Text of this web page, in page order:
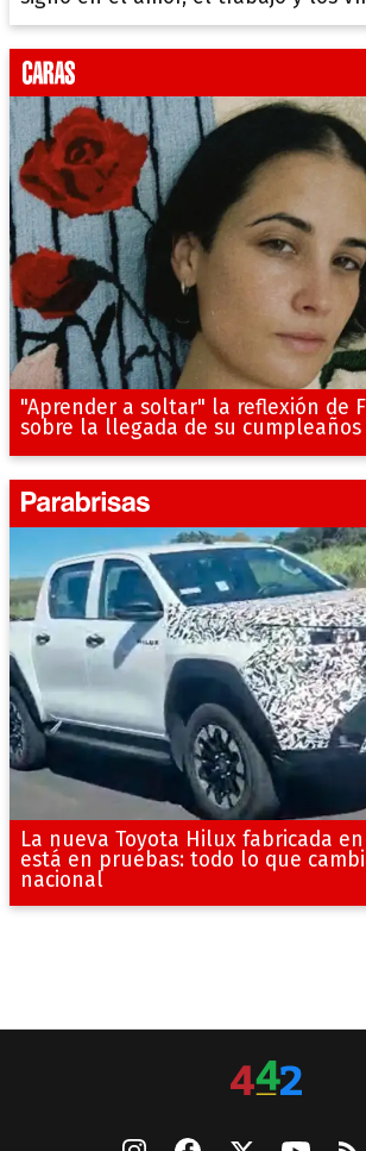
"Aprender a soltar" la reflexión de
sobre la llegada de su
La nueva Toyota Hilux fabricada
está en pruebas: todo lo que
nacional